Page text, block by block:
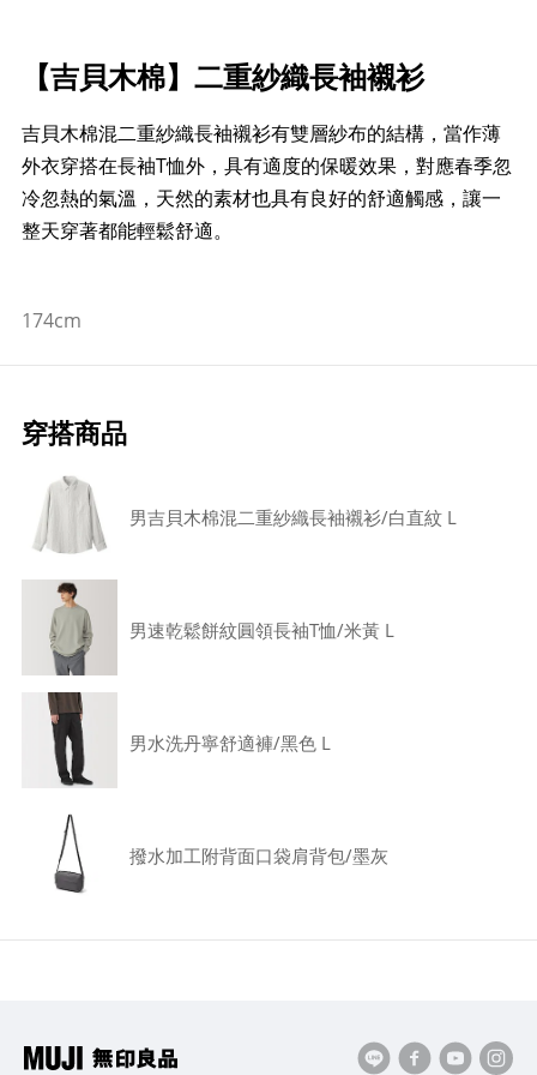
【吉貝木棉】二重紗織長袖襯衫
吉貝木棉混二重紗織長袖襯衫有雙層紗布的結構，當作薄
外衣穿搭在長袖T恤外，具有適度的保暖效果，對應春季忽
冷忽熱的氣溫，天然的素材也具有良好的舒適觸感，讓一
整天穿著都能輕鬆舒適。
174cm
穿搭商品
男吉貝木棉混二重紗織長袖襯衫/白直紋 L
男速乾鬆餅紋圓領長袖T恤/米黃 L
男水洗丹寧舒適褲/黑色 L
撥水加工附背面口袋肩背包/墨灰